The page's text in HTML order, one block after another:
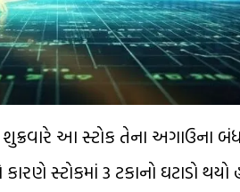
આ સ્ટોક તેના અગાઉના
સ્ટોકમાં 3 ટકાનો ઘટાડો